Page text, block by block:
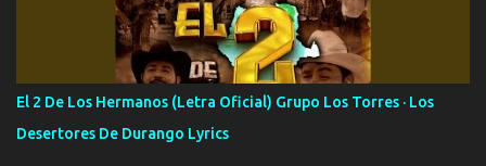
Francia ropa de 100.000 bolas Louis vuitton es mi fragancia
repleta de presidentes la bolsa estoy en mi pic si no se han dado
cuenta chequeen gráficas del kitch
El 2 De Los Hermanos (Letra Oficial) Grupo Los Torres · Los
Desertores De Durango Lyrics